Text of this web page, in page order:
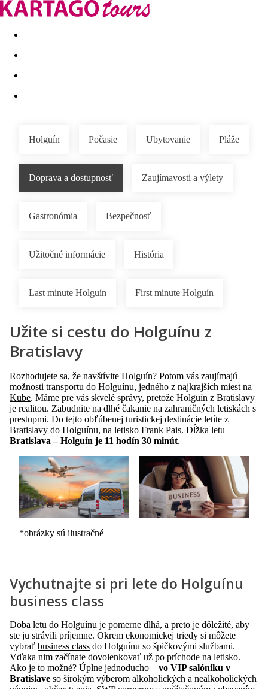
Last minute Dovolenkové kluby
Holguín Počasie Ubytovanie Pláže
Doprava a dostupnosť Zaujímavosti a výlety
Gastronómia Bezpečnosť
Užitočné informácie História
Last minute Holguín First minute Holguín
Užite si cestu do Holguínu z
Bratislavy
Rozhodujete sa, že navštívite Holguín? Potom vás zaujímajú
možnosti transportu do Holguínu, jedného z najkrajších miest na
Kube. Máme pre vás skvelé správy, pretože Holguín z Bratislavy
je realitou. Zabudnite na dlhé čakanie na zahraničných letiskách s
prestupmi. Do tejto obľúbenej turistickej destinácie letíte z
Bratislavy do Holguínu, na letisko Frank Pais. Dĺžka letu
Bratislava – Holguín je 11 hodín 30 minút.
*obrázky sú ilustračné
Vychutnajte si pri lete do Holguínu
business class
Doba letu do Holguínu je pomerne dlhá, a preto je dôležité, aby
ste ju strávili príjemne. Okrem ekonomickej triedy si môžete
vybrať business class do Holguínu so špičkovými službami.
Vďaka nim začínate dovolenkovať už po príchode na letisko.
Ako je to možné? Úplne jednoducho – vo VIP salóniku v
Bratislave so širokým výberom alkoholických a nealkoholických